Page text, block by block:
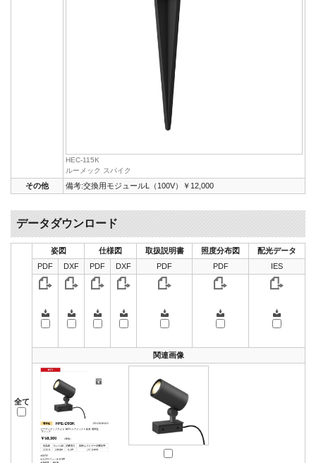
HEC-115K
ルーメック スパイク
その他 備考:交換用モジュールL（100V）￥12,000
データダウンロード
全て
姿図 仕様図 取扱説明書 照度分布図
配光データ
PDF
DXF PDF DXF PDF PDF IES
関連画像